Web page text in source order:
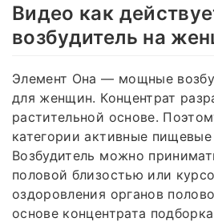
Видео как
возбудитель на
Элемент Она — мощные
для женщин. Концентрат
растительной основе.
категории активные
Возбудитель можно
половой близостью или
оздоровления органов
основе концентрата